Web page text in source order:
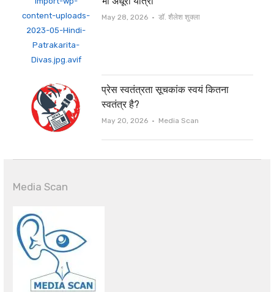
May 28, 2026 Author
डॉ. शैलेश शुक्ला
प्रेस स्वतंत्रता सूचकांक स्वयं कितना
स्वतंत्र है?
May 20, 2026 Author
Media Scan
Media Scan